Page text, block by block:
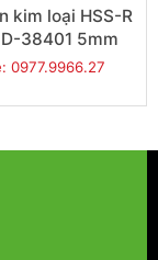
kim loại HSS-R
38401 5mm
0977.9966.27